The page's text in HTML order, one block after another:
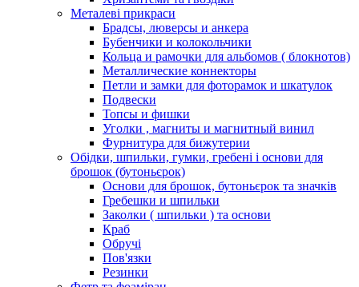
Металеві прикраси
Брадсы, люверсы и анкера
Бубенчики и колокольчики
Кольца и рамочки для альбомов ( блокнотов)
Металлические коннекторы
Петли и замки для фоторамок и шкатулок
Подвески
Топсы и фишки
Уголки , магниты и магнитный винил
Фурнитура для бижутерии
Обідки, шпильки, гумки, гребені і основи для
брошок (бутоньєрок)
Основи для брошок, бутоньєрок та значків
Гребешки и шпильки
Заколки ( шпильки ) та основи
Краб
Обручі
Пов'язки
Резинки